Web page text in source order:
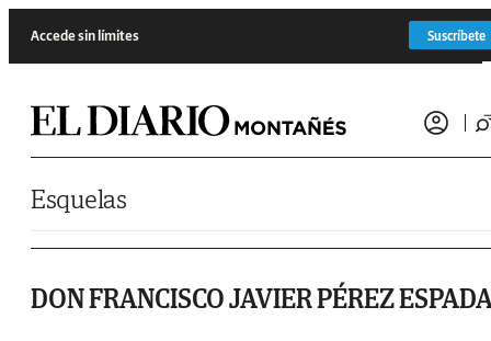
Accede sin límites Suscríbete
Esquelas
DON FRANCISCO JAVIER PÉREZ